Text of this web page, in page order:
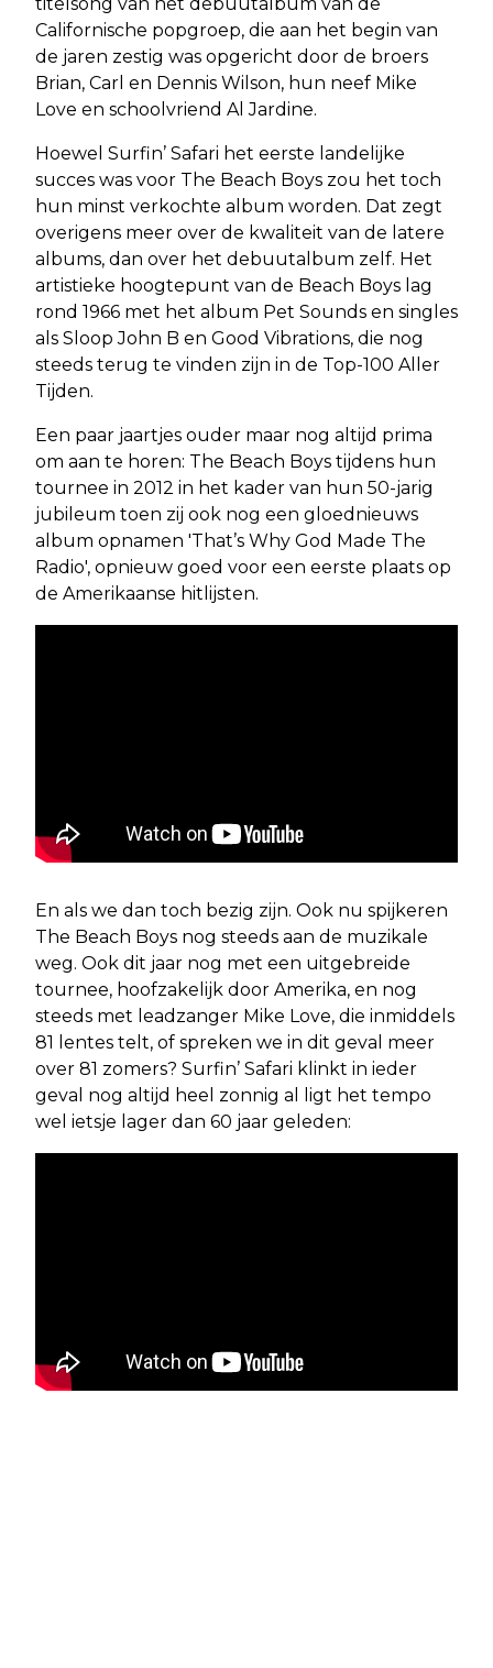
Californische popgroep, die aan het begin van
de jaren zestig was opgericht door de broers
Brian, Carl en Dennis Wilson, hun neef Mike
Love en schoolvriend Al Jardine.
Hoewel Surfin’ Safari het eerste landelijke
succes was voor The Beach Boys zou het toch
hun minst verkochte album worden. Dat zegt
overigens meer over de kwaliteit van de latere
albums, dan over het debuutalbum zelf. Het
artistieke hoogtepunt van de Beach Boys lag
rond 1966 met het album Pet Sounds en singles
als Sloop John B en Good Vibrations, die nog
steeds terug te vinden zijn in de Top-100 Aller
Tijden.
Een paar jaartjes ouder maar nog altijd prima
om aan te horen: The Beach Boys tijdens hun
tournee in 2012 in het kader van hun 50-jarig
jubileum toen zij ook nog een gloednieuws
album opnamen 'That’s Why God Made The
Radio', opnieuw goed voor een eerste plaats op
de Amerikaanse hitlijsten.
En als we dan toch bezig zijn. Ook nu spijkeren
The Beach Boys nog steeds aan de muzikale
weg. Ook dit jaar nog met een uitgebreide
tournee, hoofzakelijk door Amerika, en nog
steeds met leadzanger Mike Love, die inmiddels
81 lentes telt, of spreken we in dit geval meer
over 81 zomers? Surfin’ Safari klinkt in ieder
geval nog altijd heel zonnig al ligt het tempo
wel ietsje lager dan 60 jaar geleden: